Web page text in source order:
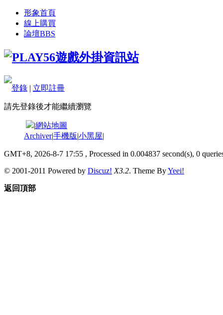
形象首頁
線上購買
論壇BBS
登錄 | 立即註冊
請先登錄後才能繼續瀏覽
|網站地圖
Archiver|手機版|小黑屋|
GMT+8, 2026-8-7 17:55 , Processed in 0.004837 second(s), 0
© 2001-2011 Powered by Discuz! X3.2. Theme ByYeei!
返回頂部